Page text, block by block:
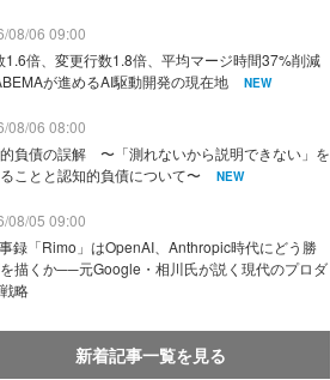
08/06 09:00
1.6倍、変更行数1.8倍、平均マージ時間37%削減
が進めるAI駆動開発の現在地
NEW
08/06 08:00
負債の誤解 〜「測れないから説明できない」を
ことと認知的負債について〜
NEW
08/05 09:00
録「Rimo」はOpenAI、Anthropic時代にどう勝
描くか──元Google・相川氏が説く現代のプロダ
略
新着記事一覧を見る